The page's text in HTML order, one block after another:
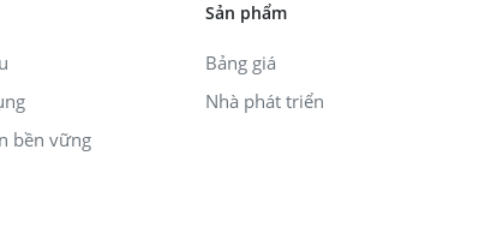
bền vững
Sản phẩm
Bảng giá
Nhà phát triển